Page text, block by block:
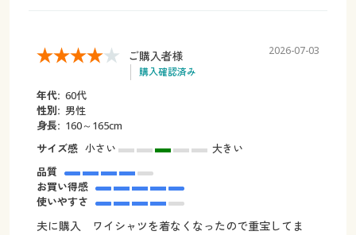
ご購入者様
購入確認済み
2026-07-03
年代: 60代
性別: 男性
身長: 160～165cm
サイズ感 小さい
大きい
品質
お買い得感
使いやすさ
夫に購入 ワイシャツを着なくなったので重宝してま